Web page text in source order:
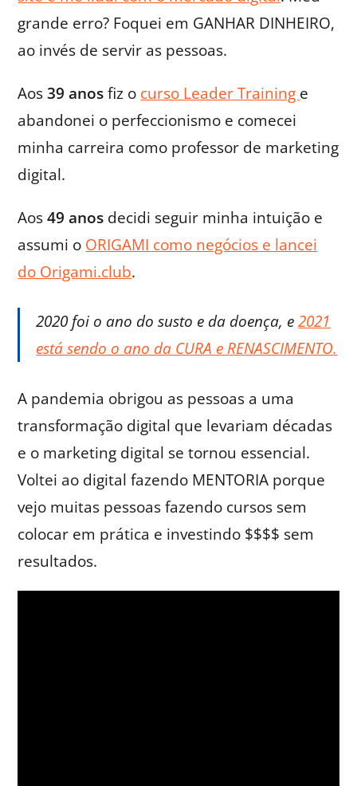
grande erro? Foquei em GANHAR DINHEIRO,
ao invés de servir as pessoas.
Aos39 anosfiz o curso Leader Training e
abandonei o perfeccionismo e comecei
minha carreira como professor de marketing
digital.
Aos49 anos decidi seguir minha intuição e
assumi o ORIGAMI como negócios e lancei
do Origami.club.
2020 foi o ano do susto e da doença, e2021
está sendo o ano da CURA e RENASCIMENTO.
A pandemia obrigou as pessoas a uma
transformação digital que levariam décadas
e o marketing digital se tornou essencial.
Voltei ao digital fazendo MENTORIA porque
vejo muitas pessoas fazendo cursos sem
colocar em prática e investindo $$$$ sem
resultados.